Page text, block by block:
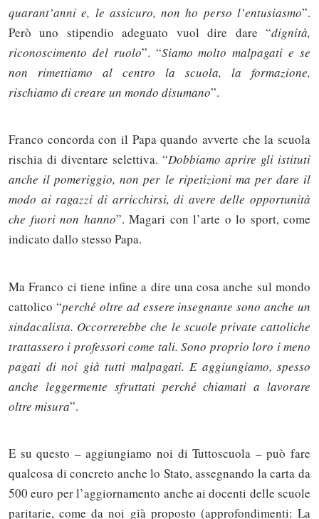
quarant’anni e, le assicuro, non ho perso l’entusiasmo”.
Però uno stipendio adeguato vuol dire dare “dignità,
riconoscimento del ruolo”. “Siamo molto malpagati e se
non rimettiamo al centro la scuola, la formazione,
rischiamo di creare un mondo disumano”.
Franco concorda con il Papa quando avverte che la scuola
rischia di diventare selettiva. “Dobbiamo aprire gli istituti
anche il pomeriggio, non per le ripetizioni ma per dare il
modo ai ragazzi di arricchirsi, di avere delle opportunità
che fuori non hanno”. Magari con l’arte o lo sport, come
indicato dallo stesso Papa.
Ma Franco ci tiene infine a dire una cosa anche sul mondo
cattolico “perché oltre ad essere insegnante sono anche un
sindacalista. Occorrerebbe che le scuole private cattoliche
trattassero i professori come tali. Sono proprio loro i meno
pagati di noi già tutti malpagati. E aggiungiamo, spesso
anche leggermente sfruttati perché chiamati a lavorare
oltre misura”.
E su questo – aggiungiamo noi di Tuttoscuola – può fare
qualcosa di concreto anche lo Stato, assegnando la carta da
500 euro per l’aggiornamento anche ai docenti delle scuole
paritarie, come da noi già proposto (approfondimenti: La